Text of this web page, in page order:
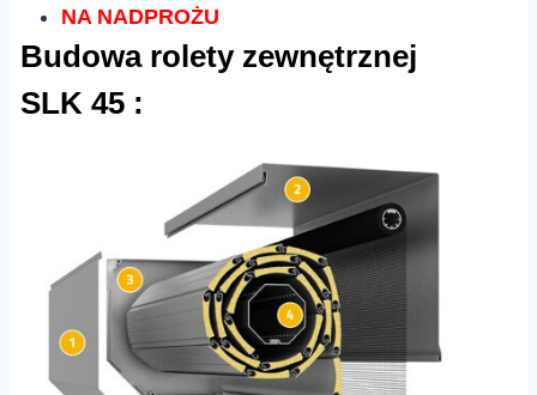
NA NADPROŻU
Budowa rolety zewnętrznej
SLK 45 :